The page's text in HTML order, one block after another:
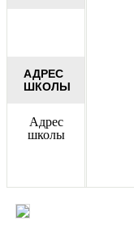
АДРЕС
ШКОЛЫ
Адрес
школы